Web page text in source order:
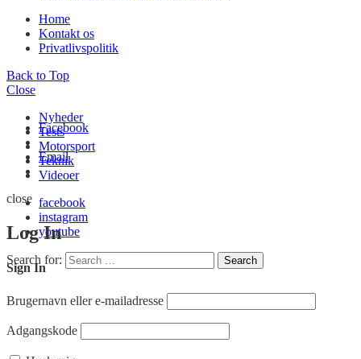
Home
Kontakt os
Privatlivspolitik
Back to Top
Close
Nyheder
Tests
Motorsport
Teknik
Videoer
facebook
instagram
youtube
Search for: Search
Facebook
Email
close
Log In
Sign In
Brugernavn eller e-mailadresse
Adgangskode